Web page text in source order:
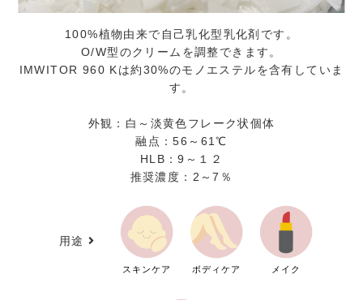
100%植物由来で自己乳化型乳化剤です。
O/W型のクリームを調整できます。
IMWITOR 960 Kは約30%のモノエステルを含有していま
す。
外観：白～淡黄色フレーク状個体
融点：56～61℃
HLB：9～１２
推奨濃度：2～7％
用途
スキンケア ボディケア メイク